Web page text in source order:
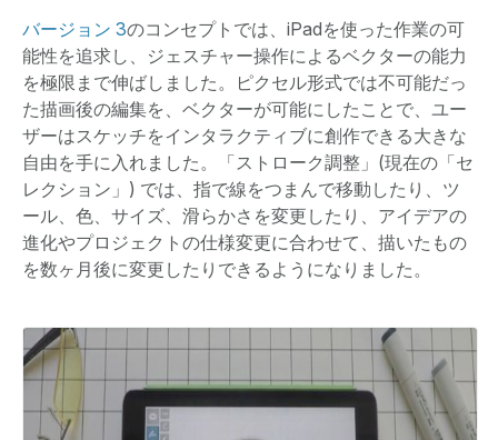
バージョン 3のコンセプトでは、iPadを使った作業の可
能性を追求し、ジェスチャー操作によるベクターの能力
を極限まで伸ばしました。ピクセル形式では不可能だっ
た描画後の編集を、ベクターが可能にしたことで、ユー
ザーはスケッチをインタラクティブに創作できる大きな
自由を手に入れました。「ストローク調整」(現在の「セ
レクション」) では、指で線をつまんで移動したり、ツ
ール、色、サイズ、滑らかさを変更したり、アイデアの
進化やプロジェクトの仕様変更に合わせて、描いたもの
を数ヶ月後に変更したりできるようになりました。